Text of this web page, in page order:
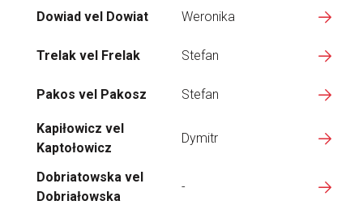
Dowiad vel Dowiat Weronika
Trelak vel Frelak Stefan
Pakos vel Pakosz Stefan
Kapiłowicz vel
Kaptołowicz
Dymitr
Dobriatowska vel
Dobriałowska
-